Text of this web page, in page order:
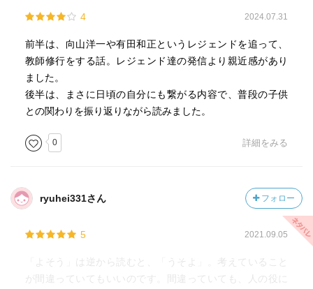
4 2024.07.31
前半は、向山洋一や有田和正というレジェンドを追って、
教師修行をする話。レジェンド達の発信より親近感があり
ました。
後半は、まさに日頃の自分にも繋がる内容で、普段の子供
との関わりを振り返りながら読みました。
0 詳細をみる
ryuhei331さん フォロー
5 2021.09.05
「よそう」は逆から読むと、「うそよ」。考えていること
が間違っていてもいいのです。間違っていても、人の役に